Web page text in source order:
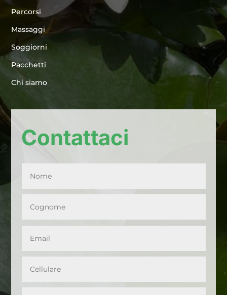
Percorsi
Massaggi
Soggiorni
Pacchetti
Chi siamo
Contattaci